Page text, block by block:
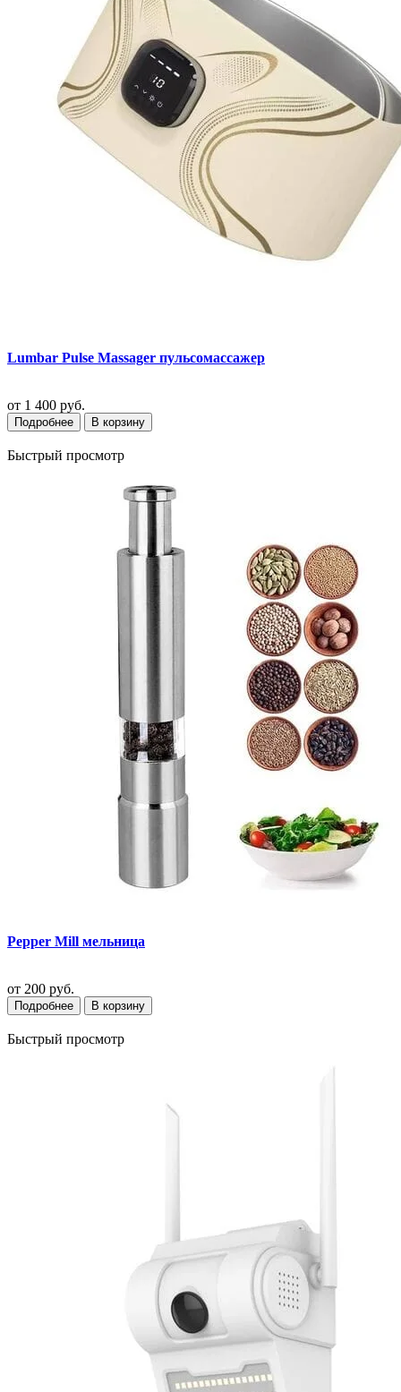
Lumbar Pulse Massager пульсомассажер
от 1 400 руб.
Подробнее В корзину
Быстрый просмотр
Pepper Mill мельница
от 200 руб.
Подробнее В корзину
Быстрый просмотр